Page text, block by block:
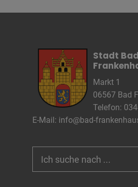
Stadt Bad
Markt 1
06567 Bad
Telefon:
E-Mail: info@bad-
for:
Infos schließen